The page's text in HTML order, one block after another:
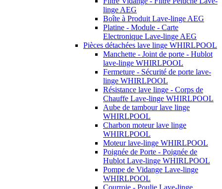
linge AEG
Boîte à Produit Lave-linge AEG
Platine - Module - Carte
Electronique Lave-linge AEG
Pièces détachées lave linge WHIRLPOOL
Manchette - Joint de porte - Hublot
lave-linge WHIRLPOOL
Fermeture - Sécurité de porte lave-
linge WHIRLPOOL
Résistance lave linge - Corps de
Chauffe Lave-linge WHIRLPOOL
Aube de tambour lave linge
WHIRLPOOL
Charbon moteur lave linge
WHIRLPOOL
Moteur lave-linge WHIRLPOOL
Poignée de Porte - Poignée de
Hublot Lave-linge WHIRLPOOL
Pompe de Vidange Lave-linge
WHIRLPOOL
Courroie - Poulie Lave-linge